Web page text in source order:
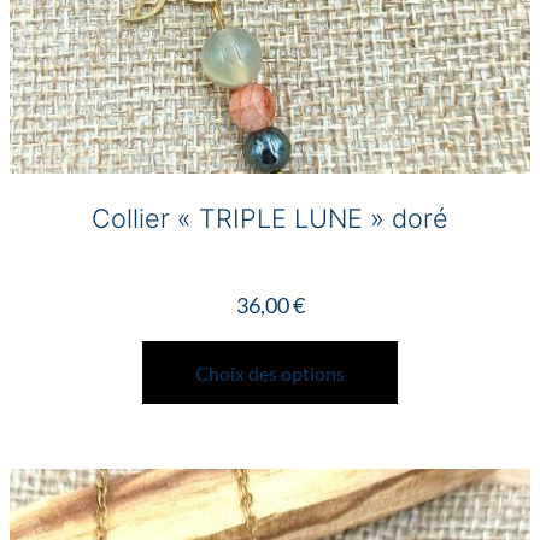
Collier « TRIPLE LUNE » doré
36,00€
Choix des options
Ce
a
variations.
Les